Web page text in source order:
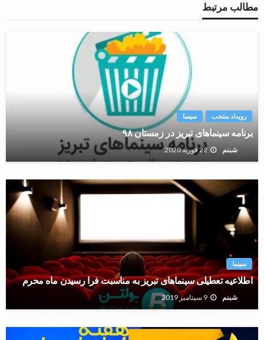
مطالب مرتبط
رویداد منتخب سینما
برنامه سینماهای تبریز در زمستان ۹۸
شبنم 22 فوریه 2020
سینما
اطلاعیه تعطیلی سینماهای تبریز به مناسبت فرا رسیدن ماه محرم
شبنم 9 سپتامبر 2019